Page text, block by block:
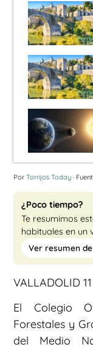
Por Torrijos Today ·
¿Poco tiempo?
Te resumimos
habituales en un
Ver resumen
VALLADOLID
El Colegio
Forestales y
del Medio